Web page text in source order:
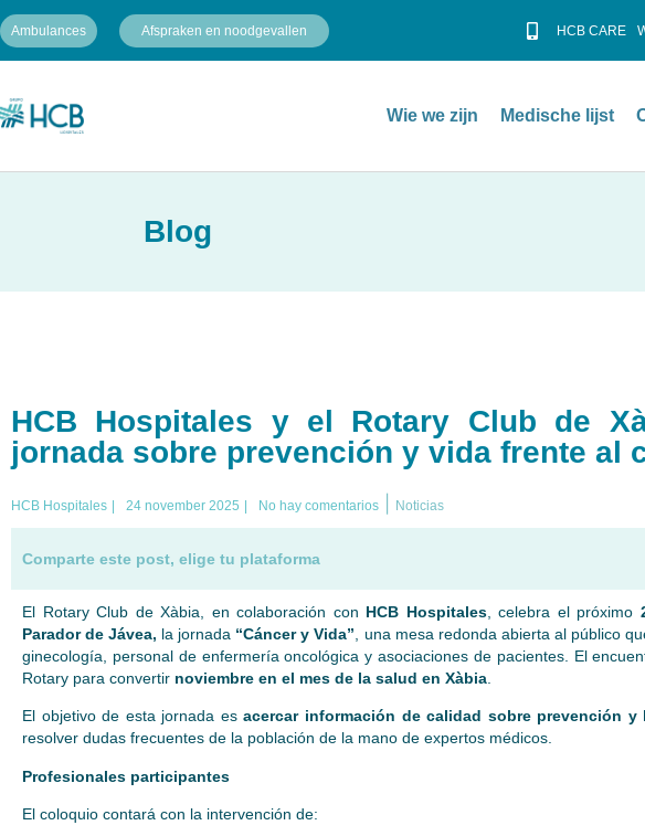
Ambulances Afspraken en noodgevallen HCB CARE
Wie we zijn Medische lijst
Blog
HCB Hospitales y el Rotary Club de
jornada sobre prevención y vida frente al
HCB Hospitales 24 november 2025 No hay comentarios Noticias
Comparte este post, elige tu plataforma
El Rotary Club de Xàbia, en colaboración con HCB Hospitales, celebra el próximo
Parador de Jávea, la jornada “Cáncer y Vida” , una mesa redonda abierta al público
ginecología, personal de enfermería oncológica y asociaciones de pacientes. El
Rotary para convertir noviembre en el mes de la salud en Xàbia
El objetivo de esta jornada esacercar información de calidad sobre prevención
resolver dudas frecuentes de la población de la mano de expertos médicos.
Profesionales participantes
El coloquio contará con la intervención de: